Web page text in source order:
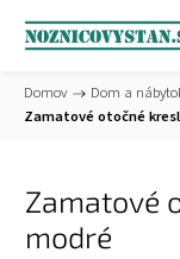
Domov / Dom a
Zamatové otočné
Zamatové
modré